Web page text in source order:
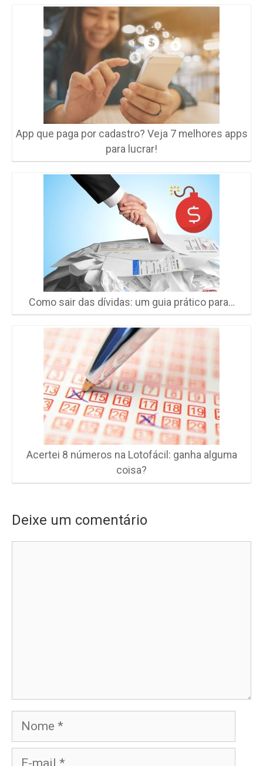
App que paga por cadastro? Veja 7 melhores apps
para lucrar!
Como sair das dívidas: um guia prático para…
Acertei 8 números na Lotofácil: ganha alguma
coisa?
Deixe um comentário
Nome